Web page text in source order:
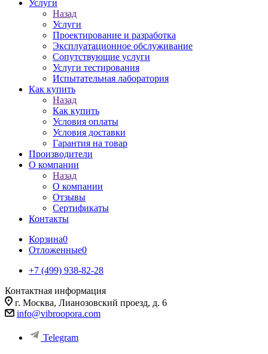
Услуги
Назад
Услуги
Проектирование и разработка
Эксплуатационное обслуживание
Сопутствующие услуги
Услуги тестирования
Испытательная лаборатория
Как купить
Назад
Как купить
Условия оплаты
Условия доставки
Гарантия на товар
Производители
О компании
Назад
О компании
Отзывы
Сертификаты
Контакты
Корзина0
Отложенные0
+7 (499) 938-82-28
Контактная информация
г. Москва, Лианозовский проезд, д. 6
info@vibroopora.com
Telegram